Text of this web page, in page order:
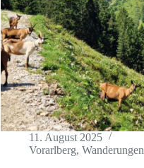
11. August 2025
Vorarlberg, Wanderungen